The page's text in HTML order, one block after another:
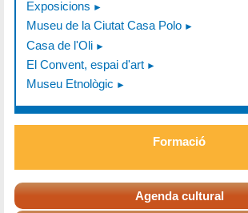
Exposicions
Museu de la Ciutat Casa Polo
Casa de l'Oli
El Convent, espai d'art
Museu Etnològic
Formació
Agenda cultural